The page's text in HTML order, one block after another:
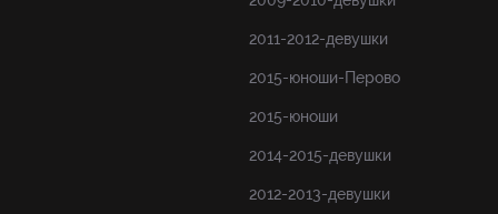
2011-2012-девушки
2015-юноши-Перово
2015-юноши
2014-2015-девушки
2012-2013-девушки